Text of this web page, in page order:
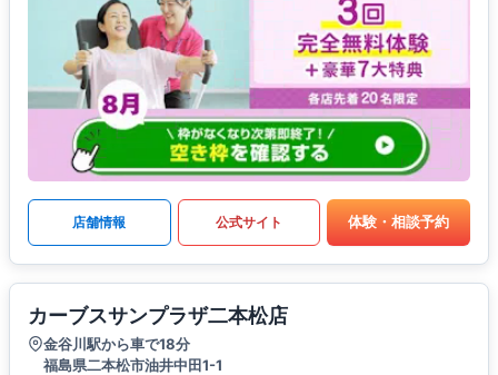
店舗情報 公式サイト 体験・相談予約
カーブスサンプラザ二本松店
金谷川駅から車で18分
福島県二本松市油井中田1-1